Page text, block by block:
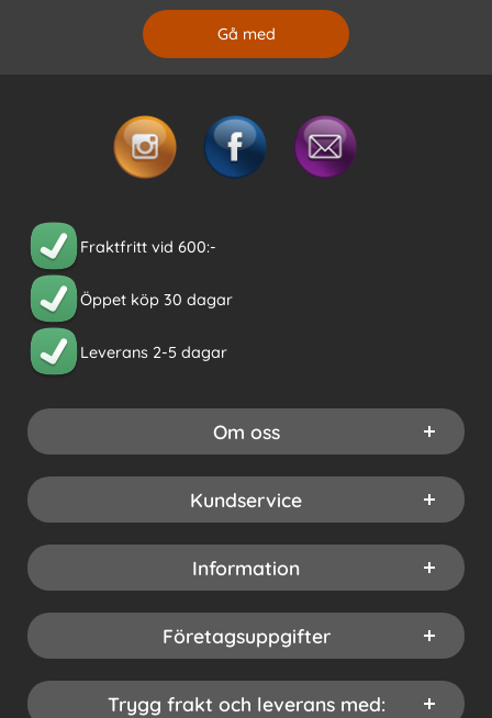
Fraktfritt vid 600:-
Öppet köp 30 dagar
Leverans 2-5 dagar
Om oss
Kundservice
Information
Företagsuppgifter
Trygg frakt och leverans med: